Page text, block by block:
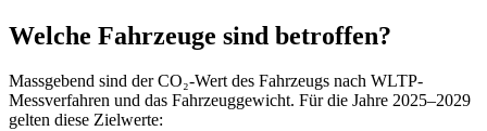
Welche Fahrzeuge sind betroffen?
Massgebend sind der CO₂-Wert des Fahrzeugs nach WLTP-
Messverfahren und das Fahrzeuggewicht. Für die Jahre 2025–2029
gelten diese Zielwerte: